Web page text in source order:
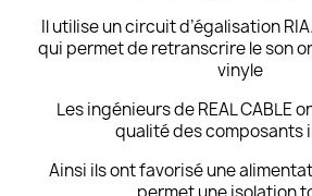
Il utilise un circuit d’égalisation
qui permet de retranscrire le son
vinyle
Les ingénieurs de REAL CABLE
qualité des composants
Ainsi ils ont favorisé une